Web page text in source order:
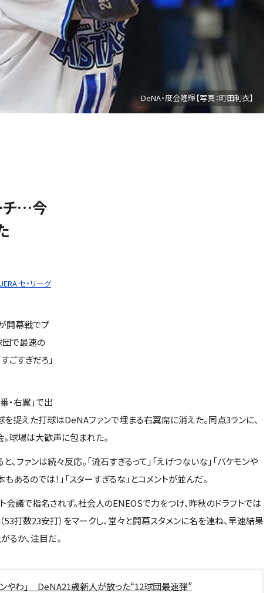
DeNA・度会隆輝【写真：町田利衣】
チ…今
セ・リーグ
開幕戦でプ
団で最速の
ごすぎだろ」
・右翼」で出
捉えた打球はDeNAファンで埋まる右翼席に消えた。同点3ランに、
球場は大歓声に包まれた。
、ファンは続々反応。「流石すぎるって」「えげつないな」「バケモンや
あるのでは！」「スターすぎるな」とコメントが並んだ。
議で指名されず。社会人のENEOSで力をつけ、昨秋のドラフトでは
打数23安打）をマークし、堂々と開幕スタメンに名を連ね、早速結果
るか、注目だ。
ンやわ」 DeNA21歳新人が放った“12球団最速弾”